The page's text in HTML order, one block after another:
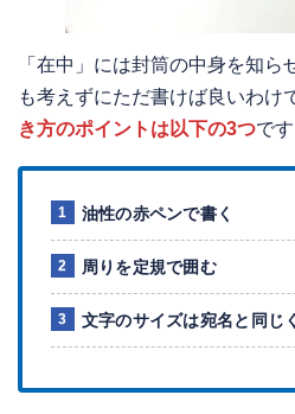
「在中」には封筒の中身を知
も考えずにただ書けば良いわけ
き方のポイントは 以下の3つです
油性の赤ペンで書く
周りを定規で囲む
文字のサイズは宛名と同じ